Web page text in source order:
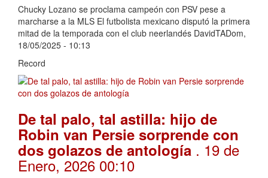
Chucky Lozano se proclama campeón con PSV pese a
marcharse a la MLS El futbolista mexicano disputó la primera
mitad de la temporada con el club neerlandés DavidTADom,
18/05/2025 - 10:13
Record
De tal palo, tal astilla: hijo de
Robin van Persie sorprende con
dos golazos de antología . 19 de
Enero, 2026 00:10